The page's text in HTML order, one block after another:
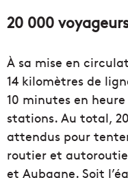
20 000
À sa mise en
14 kilomètres de
10 minutes en
stations. Au total,
attendus pour
routier et
et Aubagne. Soit